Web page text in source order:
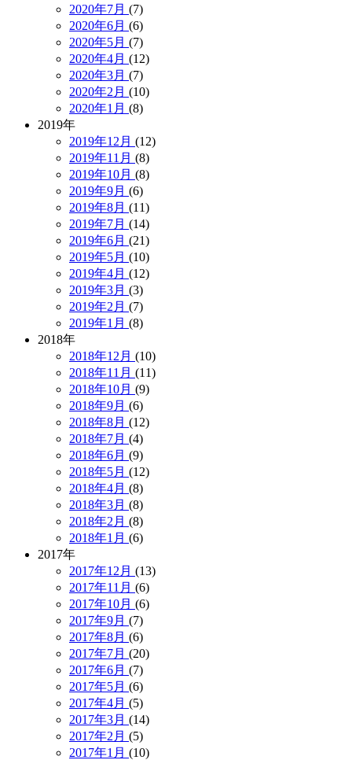
2020年7月 (7)
2020年6月 (6)
2020年5月 (7)
2020年4月 (12)
2020年3月 (7)
2020年2月 (10)
2020年1月 (8)
2019年
2019年12月 (12)
2019年11月 (8)
2019年10月 (8)
2019年9月 (6)
2019年8月 (11)
2019年7月 (14)
2019年6月 (21)
2019年5月 (10)
2019年4月 (12)
2019年3月 (3)
2019年2月 (7)
2019年1月 (8)
2018年
2018年12月 (10)
2018年11月 (11)
2018年10月 (9)
2018年9月 (6)
2018年8月 (12)
2018年7月 (4)
2018年6月 (9)
2018年5月 (12)
2018年4月 (8)
2018年3月 (8)
2018年2月 (8)
2018年1月 (6)
2017年
2017年12月 (13)
2017年11月 (6)
2017年10月 (6)
2017年9月 (7)
2017年8月 (6)
2017年7月 (20)
2017年6月 (7)
2017年5月 (6)
2017年4月 (5)
2017年3月 (14)
2017年2月 (5)
2017年1月 (10)